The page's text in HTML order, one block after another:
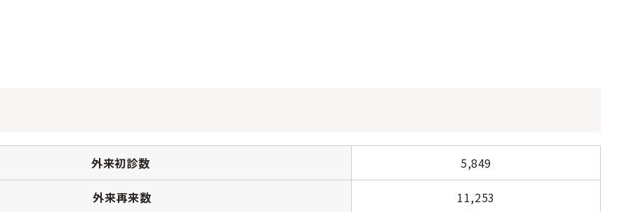
外来初診数 5,849
外来再来数 11,253